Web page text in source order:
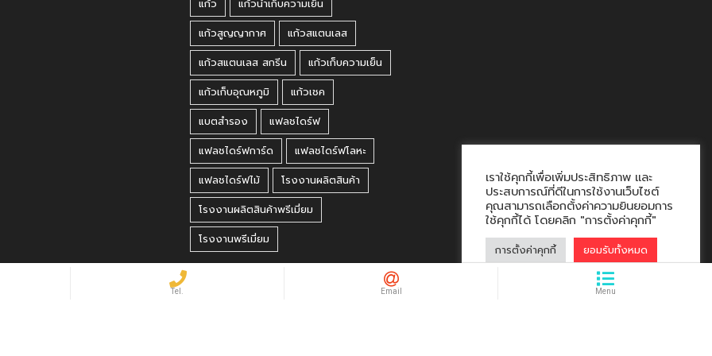
แก้ว
แก้วน้ำเก็บความเย็น
แก้วสูญญากาศ
แก้วสแตนเลส
แก้วสแตนเลส สกรีน
แก้วเก็บความเย็น
แก้วเก็บอุณหภูมิ
แก้วเชค
แบตสำรอง
แฟลชไดร์ฟ
แฟลชไดร์ฟการ์ด
แฟลชไดร์ฟโลหะ
แฟลชไดร์ฟไม้
โรงงานผลิตสินค้า
โรงงานผลิตสินค้าพรีเมี่ยม
โรงงานพรีเมี่ยม
เราใช้คุกกี้เพื่อเพิ่มประสิทธิภาพ และ
ประสบการณ์ที่ดีในการใช้งานเว็บไซต์
คุณสามารถเลือกตั้งค่าความยินยอมการ
ใช้คุกกี้ได้ โดยคลิก "การตั้งค่าคุกกี้"
การตั้งค่าคุกกี้ ยอมรับทั้งหมด